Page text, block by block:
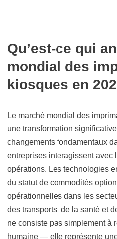
Qu’est-ce qui
mondial des
kiosques en
Le marché mondial des
une transformation
changements fondamentaux
entreprises interagissent avec
opérations. Les technologies
du statut de commodités
opérationnelles dans les
des transports, de la santé et
ne consiste pas simplement à
humaine — elle représente